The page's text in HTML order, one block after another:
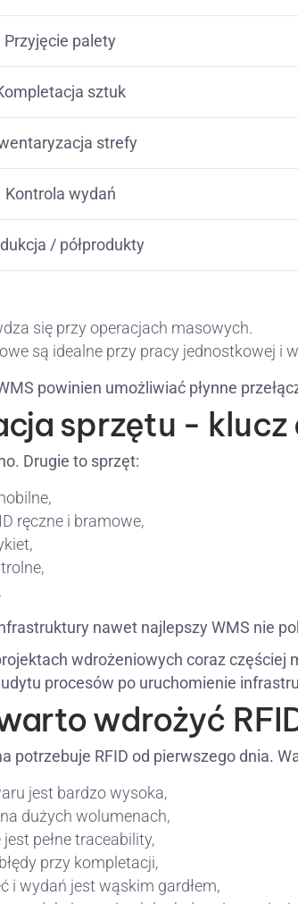
Przyjęcie palety
sztuk
strefy
Kontrola wydań
/ półprodukty
się przy operacjach masowych.
są idealne przy pracy jednostkowej i
powinien umożliwiać płynne
sprzętu - klucz
Drugie to sprzęt:
ręczne i bramowe,
nawet najlepszy WMS nie
wdrożeniowych coraz częściej
procesów po uruchomienie
wdrożyć
potrzebuje RFID od pierwszego dnia.
jest bardzo wysoka,
dużych wolumenach,
pełne traceability,
przy kompletacji,
i wydań jest wąskim gardłem,